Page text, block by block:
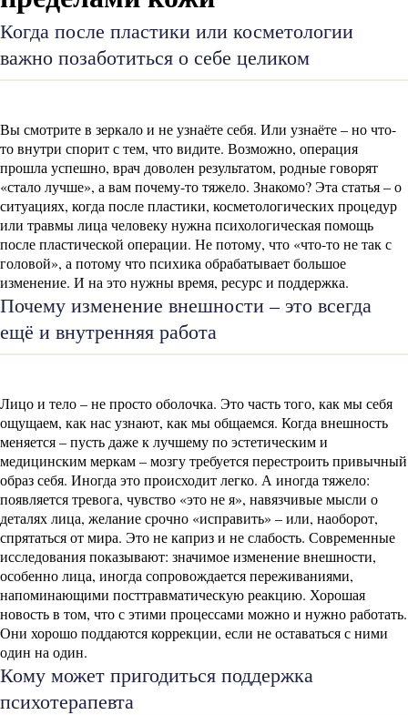
Когда после пластики или косметологии
важно позаботиться о себе целиком
Вы смотрите в зеркало и не узнаёте себя. Или узнаёте – но что-
то внутри спорит с тем, что видите. Возможно, операция
прошла успешно, врач доволен результатом, родные говорят
«стало лучше», а вам почему-то тяжело. Знакомо? Эта статья – о
ситуациях, когда после пластики, косметологических процедур
или травмы лица человеку нужна психологическая помощь
после пластической операции. Не потому, что «что-то не так с
головой», а потому что психика обрабатывает большое
изменение. И на это нужны время, ресурс и поддержка.
Почему изменение внешности – это всегда
ещё и внутренняя работа
Лицо и тело – не просто оболочка. Это часть того, как мы себя
ощущаем, как нас узнают, как мы общаемся. Когда внешность
меняется – пусть даже к лучшему по эстетическим и
медицинским меркам – мозгу требуется перестроить привычный
образ себя. Иногда это происходит легко. А иногда тяжело:
появляется тревога, чувство «это не я», навязчивые мысли о
деталях лица, желание срочно «исправить» – или, наоборот,
спрятаться от мира. Это не каприз и не слабость. Современные
исследования показывают: значимое изменение внешности,
особенно лица, иногда сопровождается переживаниями,
напоминающими посттравматическую реакцию. Хорошая
новость в том, что с этими процессами можно и нужно работать.
Они хорошо поддаются коррекции, если не оставаться с ними
один на один.
Кому может пригодиться поддержка
психотерапевта